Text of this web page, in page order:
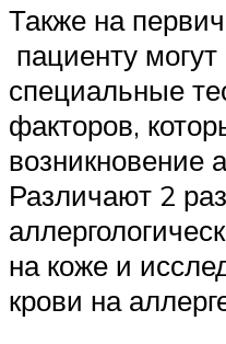
Также на
пациенту
специальные
факторов,
возникновение
Различают 2
на коже и
крови на